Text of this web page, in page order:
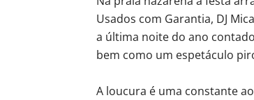
Usados com Garantia, DJ
a última noite do ano
bem como um espetáculo
A loucura é uma constante